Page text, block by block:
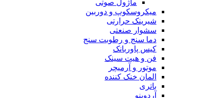
ماژول صوتی
میکروسکوپ و دوربین
شیرینک حرارتی
سشوار صنعتی
دما سنج و رطوبت سنج
کیس پاوربانک
فن و هیت سینک
موتور و آرمیچر
المان خنک کننده
باتری
آردوینو